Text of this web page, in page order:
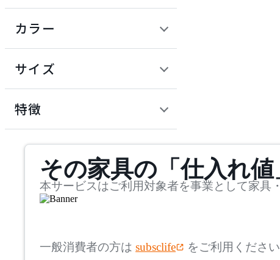
オフプライス什器
アクメファニチャー
ADAL
アダルトータルインテリ
アコレクション
カラー
サイズ
mm
検索
~
~
特徴
その家具の「仕入れ値
本サービスはご利用対象者を事業として家具
一般消費者の方は subsclife をご利用ください